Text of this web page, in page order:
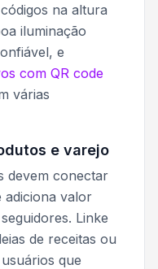
na altura
iluminação
e
com QR code
várias
e varejo
devem conectar
adiciona valor
Linke
de receitas ou
que